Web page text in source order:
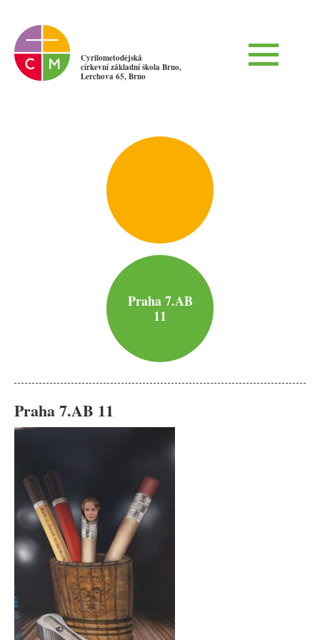
Cyrilometodějská
církevní základní škola Brno,
Lerchova 65, Brno
Praha 7.AB
11
Praha 7.AB 11